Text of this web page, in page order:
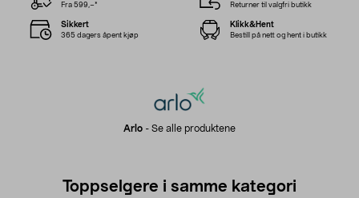
Arlo - Se alle produktene
Fra 599,–* Returner til valgfri butikk
Sikkert
365 dagers åpent kjøp
Klikk&Hent
Bestill på nett og hent i butikk
Toppselgere i samme kategori